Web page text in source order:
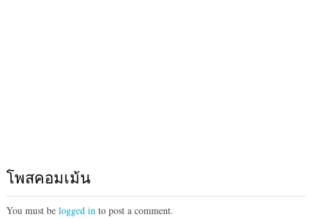
โพสคอมเม้น
You must be logged in to post a comment.